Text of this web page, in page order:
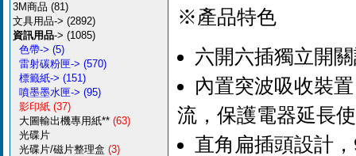
3M商品 (81)
文具用品-> (2892)
資訊用品-> (1085)
色帶-> (5)
雷射碳粉匣-> (570)
標籤紙-> (151)
噴墨墨水匣-> (95)
影印紙 (37)
大圖輸出機專用紙** (63)
光碟片
光碟片/磁片整理盒 (3)
※產品特色
六開六插獨立開
內置突波吸收裝
流，保護電器延長
直角扁插頭設計